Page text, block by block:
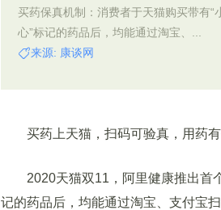
买药保真机制：消费者于天猫购买带有“
心”标记的药品后，均能通过淘宝、...
来源: 康谈网
买药上天猫，扫码可验真，用药有
2020天猫双11，阿里健康推出首个
记的药品后，均能通过淘宝、支付宝